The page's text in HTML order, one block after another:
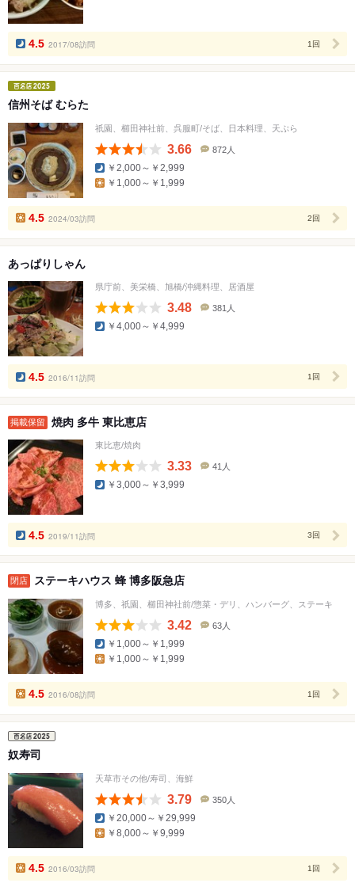
数
4.5 2017/08訪問 1回
信州そば むらた
祇園、櫛田神社前、呉服町/そば、日本料理、天ぷら
3.66
数
872人
￥2,000～￥2,999
￥1,000～￥1,999
4.5 2024/03訪問 2回
あっぱりしゃん
県庁前、美栄橋、旭橋/沖縄料理、居酒屋
3.48
数
381人
￥4,000～￥4,999
4.5 2016/11訪問 1回
掲載保留 焼肉 多牛 東比恵店
東比恵/焼肉
3.33
数
41人
￥3,000～￥3,999
4.5 2019/11訪問 3回
閉店 ステーキハウス 蜂 博多阪急店
博多、祇園、櫛田神社前/惣菜・デリ、ハンバーグ、ステーキ
3.42
数
63人
￥1,000～￥1,999
￥1,000～￥1,999
4.5 2016/08訪問 1回
奴寿司
天草市その他/寿司、海鮮
3.79
数
350人
￥20,000～￥29,999
￥8,000～￥9,999
4.5 2016/03訪問 1回